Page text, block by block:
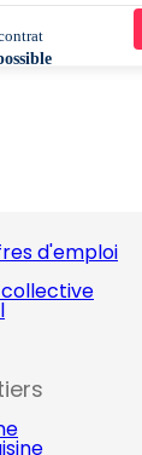
d'emploi